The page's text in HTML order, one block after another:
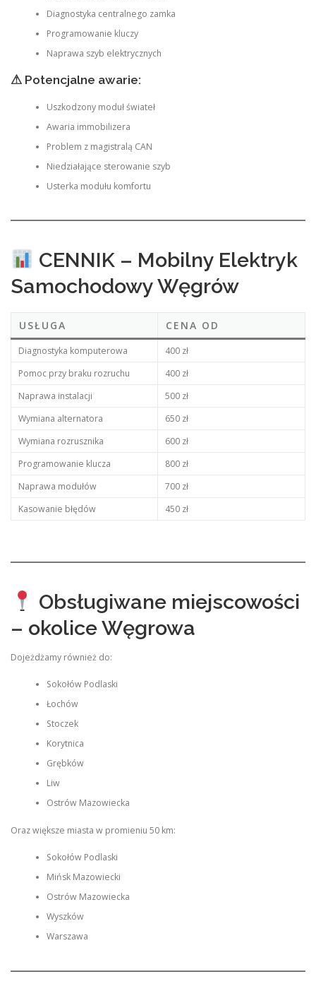
Diagnostyka centralnego zamka
Programowanie kluczy
Naprawa szyb elektrycznych
⚠ Potencjalne awarie:
Uszkodzony moduł świateł
Awaria immobilizera
Problem z magistralą CAN
Niedziałające sterowanie szyb
Usterka modułu komfortu
CENNIK – Mobilny Elektryk
Samochodowy Węgrów
USŁUGA CENA OD
Diagnostyka komputerowa
400 zł
Pomoc przy braku rozruchu
400 zł
Naprawa instalacji
500 zł
Wymiana alternatora
650 zł
Wymiana rozrusznika
600 zł
Programowanie klucza
800 zł
Naprawa modułów
700 zł
Kasowanie błędów
450 zł
Obsługiwane miejscowości
– okolice Węgrowa
Dojeżdżamy również do:
Sokołów Podlaski
Łochów
Stoczek
Korytnica
Grębków
Liw
Ostrów Mazowiecka
Oraz większe miasta w promieniu 50 km:
Sokołów Podlaski
Mińsk Mazowiecki
Ostrów Mazowiecka
Wyszków
Warszawa